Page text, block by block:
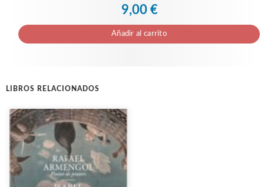
9,00 €
Añadir al carrito
LIBROS RELACIONADOS